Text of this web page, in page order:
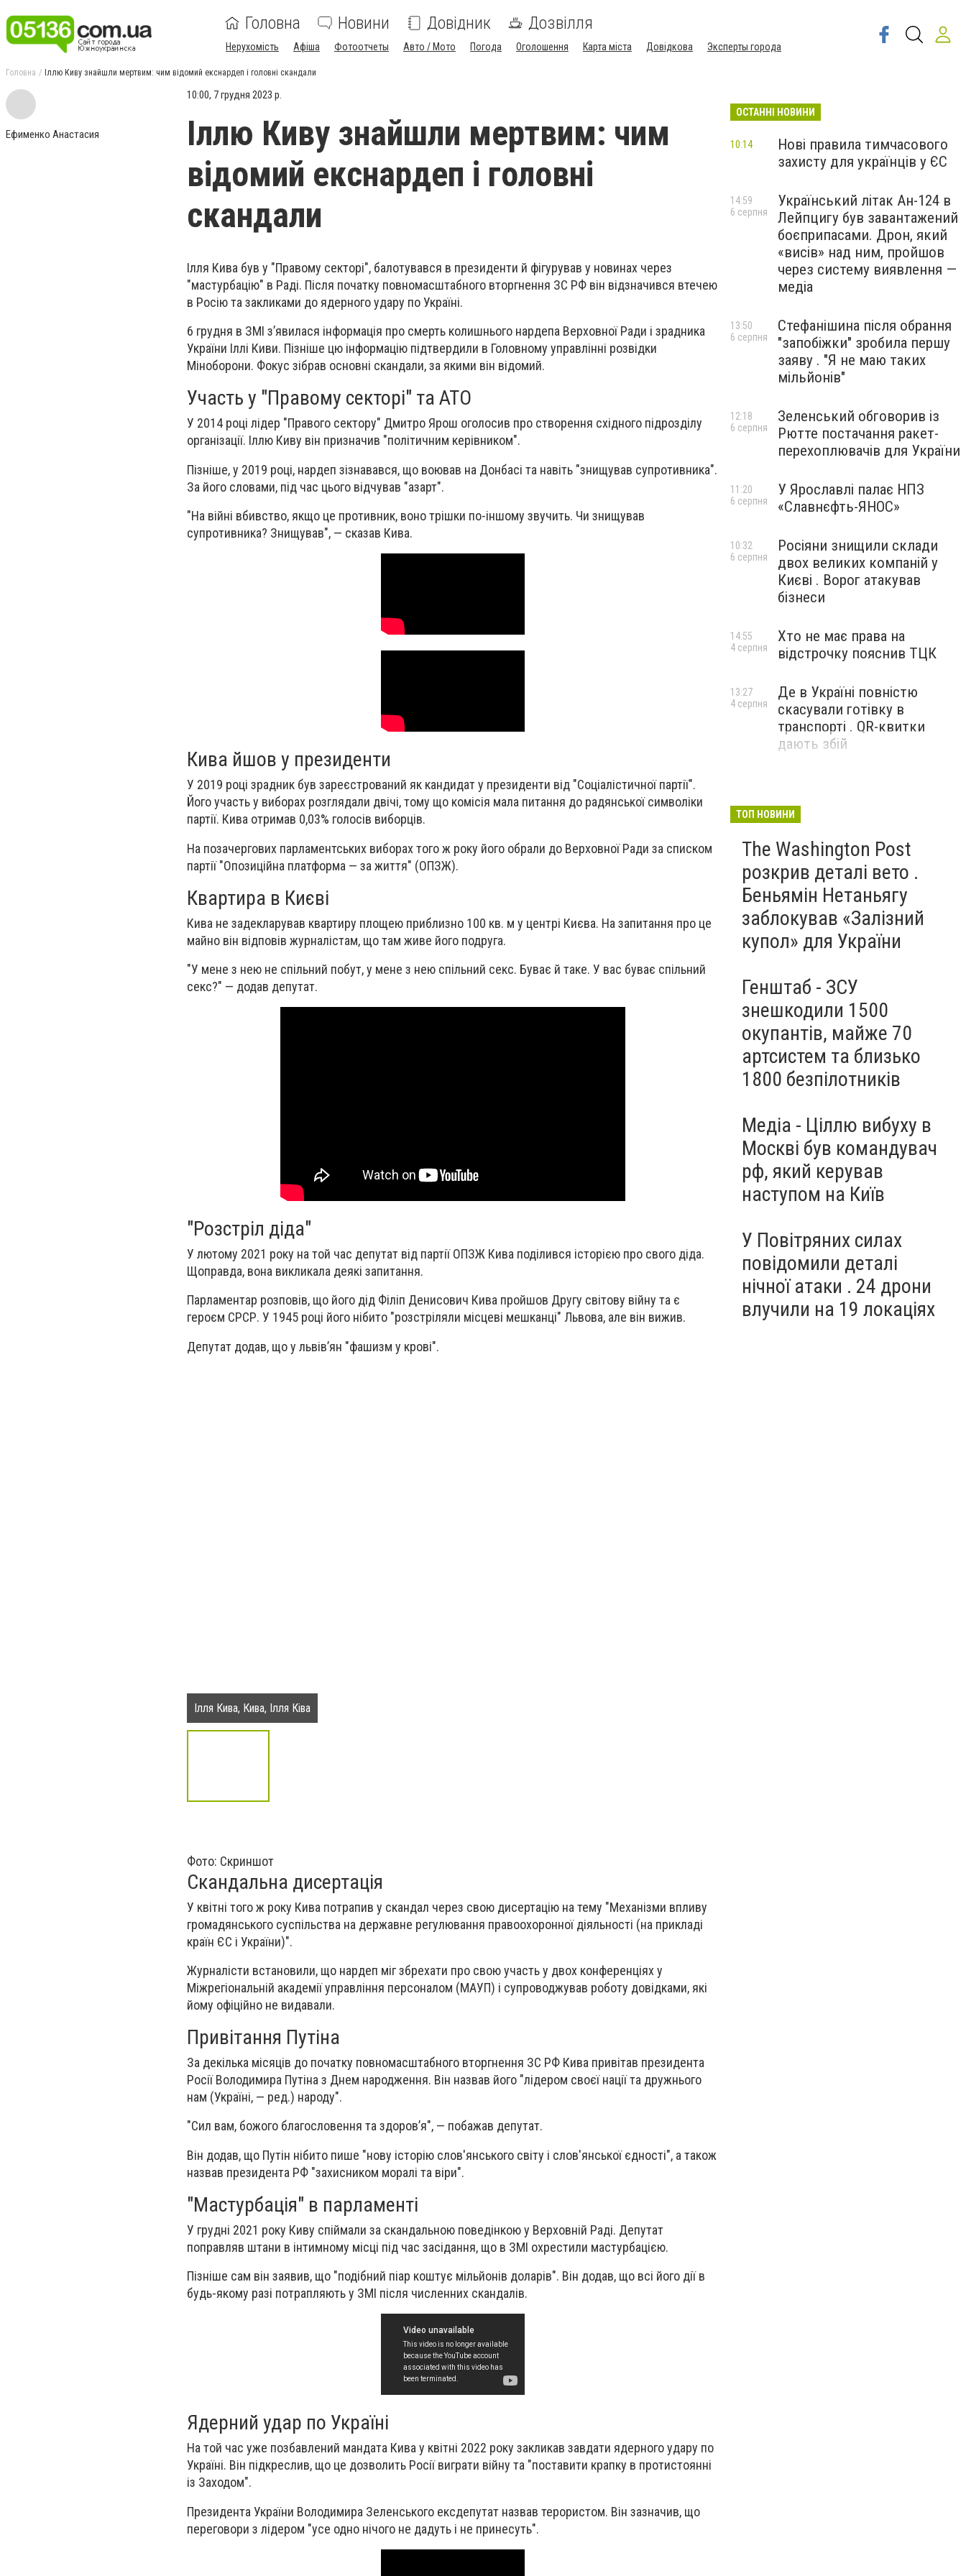
Головна Новини Довідник Дозвілля
Нерухомість Афіша Фотоотчеты Авто / Мото Погода Оголошення Карта міста Довідкова Эксперты города
Головна Іллю Киву знайшли мертвим: чим відомий екснардеп і головні скандали
Ефименко Анастасия
10:00, 7 грудня 2023 р.
Іллю Киву знайшли мертвим: чим
відомий екснардеп і головні
скандали
Ілля Кива був у "Правому секторі", балотувався в президенти й фігурував у новинах через
"мастурбацію" в Раді. Після початку повномасштабного вторгнення ЗС РФ він відзначився втечею
в Росію та закликами до ядерного удару по Україні.
6 грудня в ЗМІ з’явилася інформація про смерть колишнього нардепа Верховної Ради і зрадника
України Іллі Киви. Пізніше цю інформацію підтвердили в Головному управлінні розвідки
Міноборони. Фокус зібрав основні скандали, за якими він відомий.
Участь у "Правому секторі" та АТО
У 2014 році лідер "Правого сектору" Дмитро Ярош оголосив про створення східного підрозділу
організації. Іллю Киву він призначив "політичним керівником".
Пізніше, у 2019 році, нардеп зізнавався, що воював на Донбасі та навіть "знищував супротивника".
За його словами, під час цього відчував "азарт".
"На війні вбивство, якщо це противник, воно трішки по-іншому звучить. Чи знищував
супротивника? Знищував", — сказав Кива.
Кива йшов у президенти
У 2019 році зрадник був зареєстрований як кандидат у президенти від "Соціалістичної партії".
Його участь у виборах розглядали двічі, тому що комісія мала питання до радянської символіки
партії. Кива отримав 0,03% голосів виборців.
На позачергових парламентських виборах того ж року його обрали до Верховної Ради за списком
партії "Опозиційна платформа — за життя" (ОПЗЖ).
Квартира в Києві
Кива не задекларував квартиру площею приблизно 100 кв. м у центрі Києва. На запитання про це
майно він відповів журналістам, що там живе його подруга.
"У мене з нею не спільний побут, у мене з нею спільний секс. Буває й таке. У вас буває спільний
секс?" — додав депутат.
"Розстріл діда"
У лютому 2021 року на той час депутат від партії ОПЗЖ Кива поділився історією про свого діда.
Щоправда, вона викликала деякі запитання.
Парламентар розповів, що його дід Філіп Денисович Кива пройшов Другу світову війну та є
героєм СРСР. У 1945 році його нібито "розстріляли місцеві мешканці" Львова, але він вижив.
Депутат додав, що у львів’ян "фашизм у крові".
Ілля Кива, Кива, Ілля Ківа
Фото: Скриншот
Скандальна дисертація
У квітні того ж року Кива потрапив у скандал через свою дисертацію на тему "Механізми впливу
громадянського суспільства на державне регулювання правоохоронної діяльності (на прикладі
країн ЄС і України)".
Журналісти встановили, що нардеп міг збрехати про свою участь у двох конференціях у
Міжрегіональній академії управління персоналом (МАУП) і супроводжував роботу довідками, які
йому офіційно не видавали.
Привітання Путіна
За декілька місяців до початку повномасштабного вторгнення ЗС РФ Кива привітав президента
Росії Володимира Путіна з Днем народження. Він назвав його "лідером своєї нації та дружнього
нам (Україні, — ред.) народу".
"Сил вам, божого благословення та здоров’я", — побажав депутат.
Він додав, що Путін нібито пише "нову історію слов'янського світу і слов'янської єдності", а також
назвав президента РФ "захисником моралі та віри".
"Мастурбація" в парламенті
У грудні 2021 року Киву спіймали за скандальною поведінкою у Верховній Раді. Депутат
поправляв штани в інтимному місці під час засідання, що в ЗМІ охрестили мастурбацією.
Пізніше сам він заявив, що "подібний піар коштує мільйонів доларів". Він додав, що всі його дії в
будь-якому разі потрапляють у ЗМІ після численних скандалів.
Ядерний удар по Україні
На той час уже позбавлений мандата Кива у квітні 2022 року закликав завдати ядерного удару по
Україні. Він підкреслив, що це дозволить Росії виграти війну та "поставити крапку в протистоянні
із Заходом".
Президента України Володимира Зеленського ексдепутат назвав терористом. Він зазначив, що
переговори з лідером "усе одно нічого не дадуть і не принесуть".
ОСТАННІ НОВИНИ
Нові правила тимчасового
захисту для українців у ЄС
10:14
Український літак Ан-124 в
Лейпцигу був завантажений
боєприпасами. Дрон, який
«висів» над ним, пройшов
через систему виявлення —
медіа
14:59
6 серпня
Стефанішина після обрання
"запобіжки" зробила першу
заяву . "Я не маю таких
мільйонів"
13:50
6 серпня
Зеленський обговорив із
Рютте постачання ракет-
перехоплювачів для України
12:18
6 серпня
У Ярославлі палає НПЗ
«Славнєфть-ЯНОС»
11:20
6 серпня
Росіяни знищили склади
двох великих компаній у
Києві . Ворог атакував
бізнеси
10:32
6 серпня
Хто не має права на
відстрочку пояснив ТЦК
14:55
4 серпня
Де в Україні повністю
скасували готівку в
транспорті . QR-квитки
дають збій
13:27
4 серпня
ТОП НОВИНИ
The Washington Post
розкрив деталі вето .
Беньямін Нетаньягу
заблокував «Залізний
купол» для України
Генштаб - ЗСУ
знешкодили 1500
окупантів, майже 70
артсистем та близько
1800 безпілотників
Медіа - Ціллю вибуху в
Москві був командувач
рф, який керував
наступом на Київ
У Повітряних силах
повідомили деталі
нічної атаки . 24 дрони
влучили на 19 локаціях